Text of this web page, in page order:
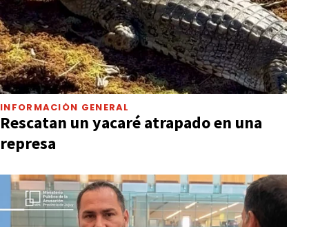
INFORMACIÓN GENERAL
Rescatan un yacaré atrapado en una
represa